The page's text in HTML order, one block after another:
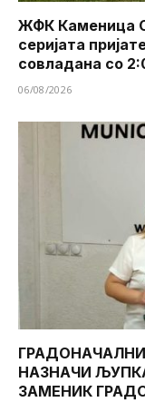
ЖФК Каменица
серијата
совладана со
06/08/2026
НАЗНАЧИ
ЗАМЕНИК